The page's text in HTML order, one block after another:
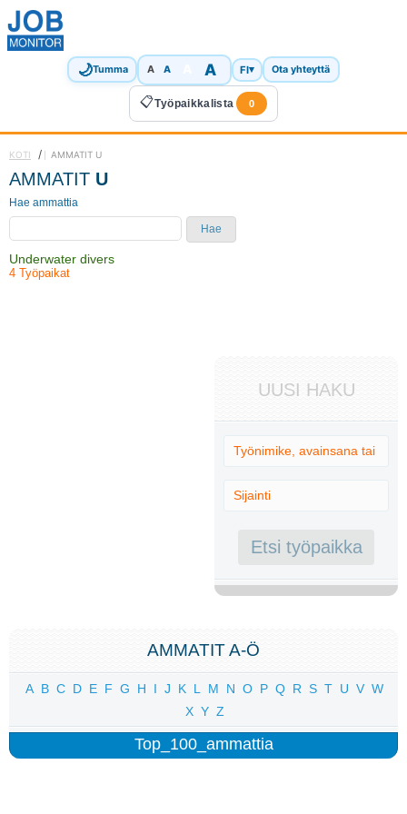
🌙Tumma A A A FI▾ Ota yhteyttä
📋Työpaikkalista 0
KOTI / AMMATIT U
AMMATIT U
Hae ammattia
Hae
Underwater divers
4 Työpaikat
UUSI HAKU
AMMATIT A-Ö
A B C D E F G H I J K L M N O P Q R S T U V W
X Y Z
Top_100_ammattia